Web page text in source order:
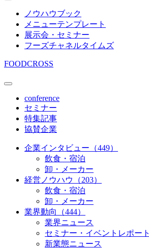
ノウハウブック
メニューテンプレート
展示会・セミナー
フーズチャネルタイムズ
FOODCROSS
conference
セミナー
特集記事
協賛企業
企業インタビュー（449）
飲食・宿泊
卸・メーカー
経営ノウハウ（203）
飲食・宿泊
卸・メーカー
業界動向（444）
業界ニュース
セミナー・イベントレポート
新業態ニュース